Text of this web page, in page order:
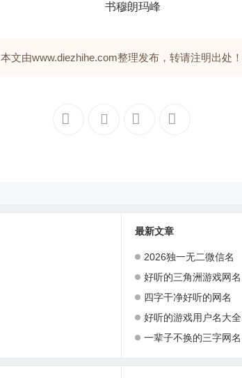
书穆朗玛峰
本文由www.diezhihe.com整理发布，转请注明出处！
最新文章
2026独一无二微信名
好听的三角洲游戏网名
四字干净好听的网名
好听的游戏用户名大全
一辈子不换的三字网名